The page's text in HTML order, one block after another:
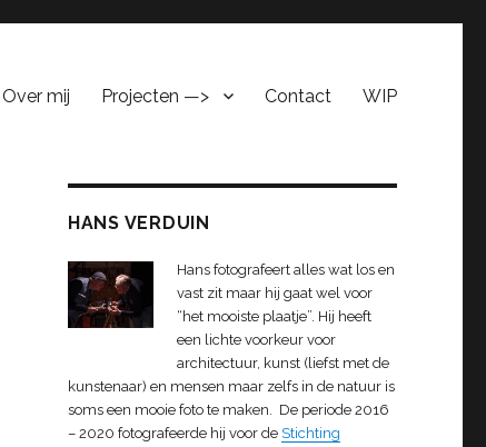
Over mij Projecten —> Contact WIP
HANS VERDUIN
Hans fotografeert alles wat los en
vast zit maar hij gaat wel voor
“het mooiste plaatje”. Hij heeft
een lichte voorkeur voor
architectuur, kunst (liefst met de
kunstenaar) en mensen maar zelfs in de natuur is
soms een mooie foto te maken. De periode 2016
– 2020 fotografeerde hij voor de Stichting